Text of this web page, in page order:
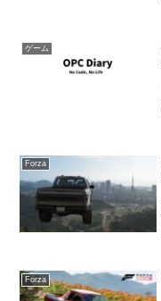
ゲーム
Forza
Forza